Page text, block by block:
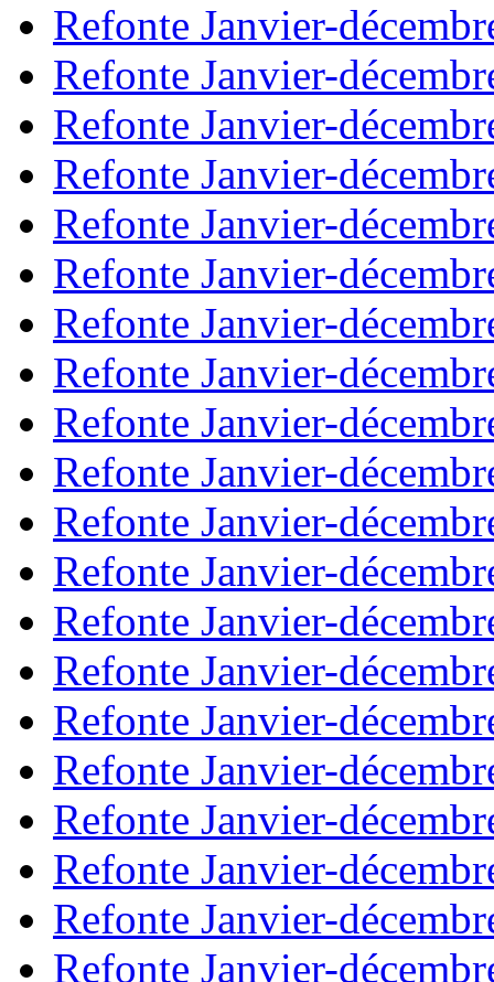
Refonte Janvier-
Refonte Janvier-
Refonte Janvier-
Refonte Janvier-
Refonte Janvier-
Refonte Janvier-
Refonte Janvier-
Refonte Janvier-
Refonte Janvier-
Refonte Janvier-
Refonte Janvier-
Refonte Janvier-
Refonte Janvier-
Refonte Janvier-
Refonte Janvier-
Refonte Janvier-
Refonte Janvier-
Refonte Janvier-
Refonte Janvier-
Refonte Janvier-